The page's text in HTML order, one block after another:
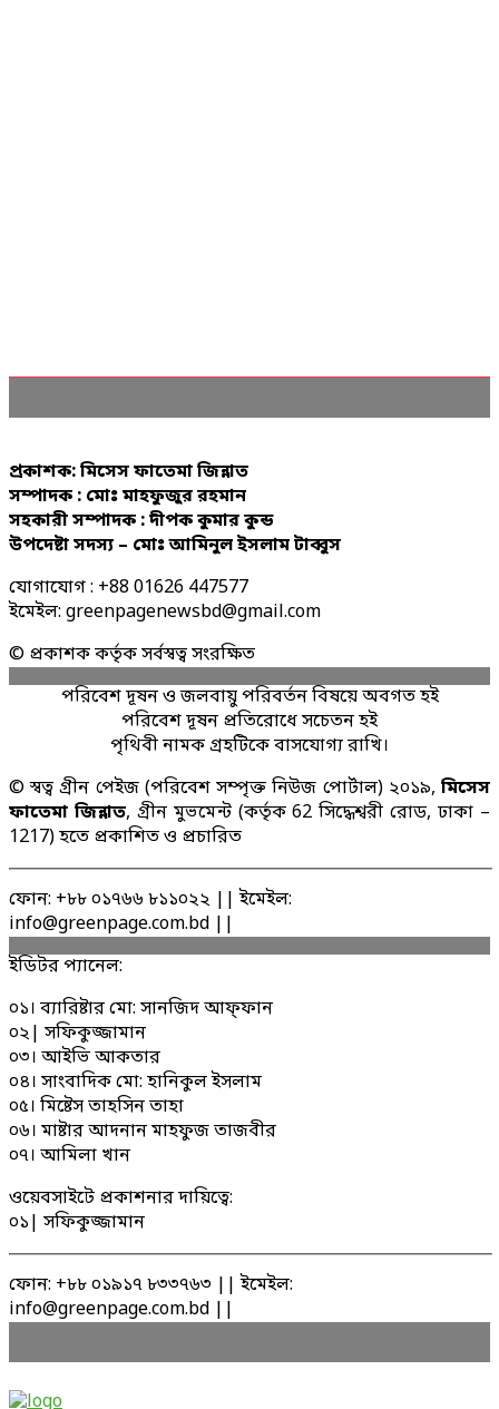
প্রকাশক: মিসেস ফাতেমা জিন্নাত
সম্পাদক : মোঃ মাহফুজুর রহমান
সহকারী সম্পাদক : দীপক কুমার কুন্ড
উপদেষ্টা সদস্য – মোঃ আমিনুল ইসলাম টাব্বুস
যোগাযোগ : +88 01626 447577
ইমেইল: greenpagenewsbd@gmail.com
© প্রকাশক কর্তৃক সর্বস্বত্ব সংরক্ষিত
পরিবেশ দূষন ও জলবায়ু পরিবর্তন বিষয়ে অবগত হই
পরিবেশ দূষন প্রতিরোধে সচেতন হই
পৃথিবী নামক গ্রহটিকে বাসযোগ্য রাখি।
© স্বত্ব গ্রীন পেইজ (পরিবেশ সম্পৃক্ত নিউজ পোর্টাল) ২০১৯, মিসেস
ফাতেমা জিন্নাত, গ্রীন মুভমেন্ট (কর্তৃক 62 সিদ্ধেশ্বরী রোড, ঢাকা –
1217) হতে প্রকাশিত ও প্রচারিত
ফোন: +৮৮ ০১৭৬৬ ৮১১০২২ || ইমেইল:
info@greenpage.com.bd ||
ইডিটর প্যানেল:
০১। ব্যারিষ্টার মো: সানজিদ আফ্ফান
০২| সফিকুজ্জামান
০৩। আইভি আকতার
০৪। সাংবাদিক মো: হানিকুল ইসলাম
০৫। মিষ্টেস তাহসিন তাহা
০৬। মাষ্টার আদনান মাহফুজ তাজবীর
০৭। আমিলা খান
ওয়েবসাইটে প্রকাশনার দায়িত্বে:
০১| সফিকুজ্জামান
ফোন: +৮৮ ০১৯১৭ ৮৩৩৭৬৩ || ইমেইল:
info@greenpage.com.bd ||